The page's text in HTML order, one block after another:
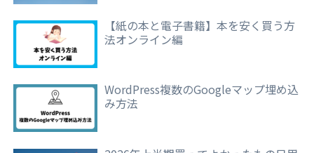
【紙の本と電子書籍】本を安く買う方
法オンライン編
WordPress複数のGoogleマップ埋め込
み方法